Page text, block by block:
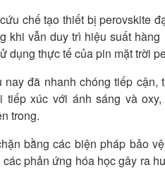
chế tạo thiết bị perovskite
khi vẫn duy trì hiệu suất
dụng thực tế của pin mặt trời
đã nhanh chóng tiếp cận,
tiếp xúc với ánh sáng và
trong.
bằng các biện pháp bảo
phản ứng hóa học gây ra